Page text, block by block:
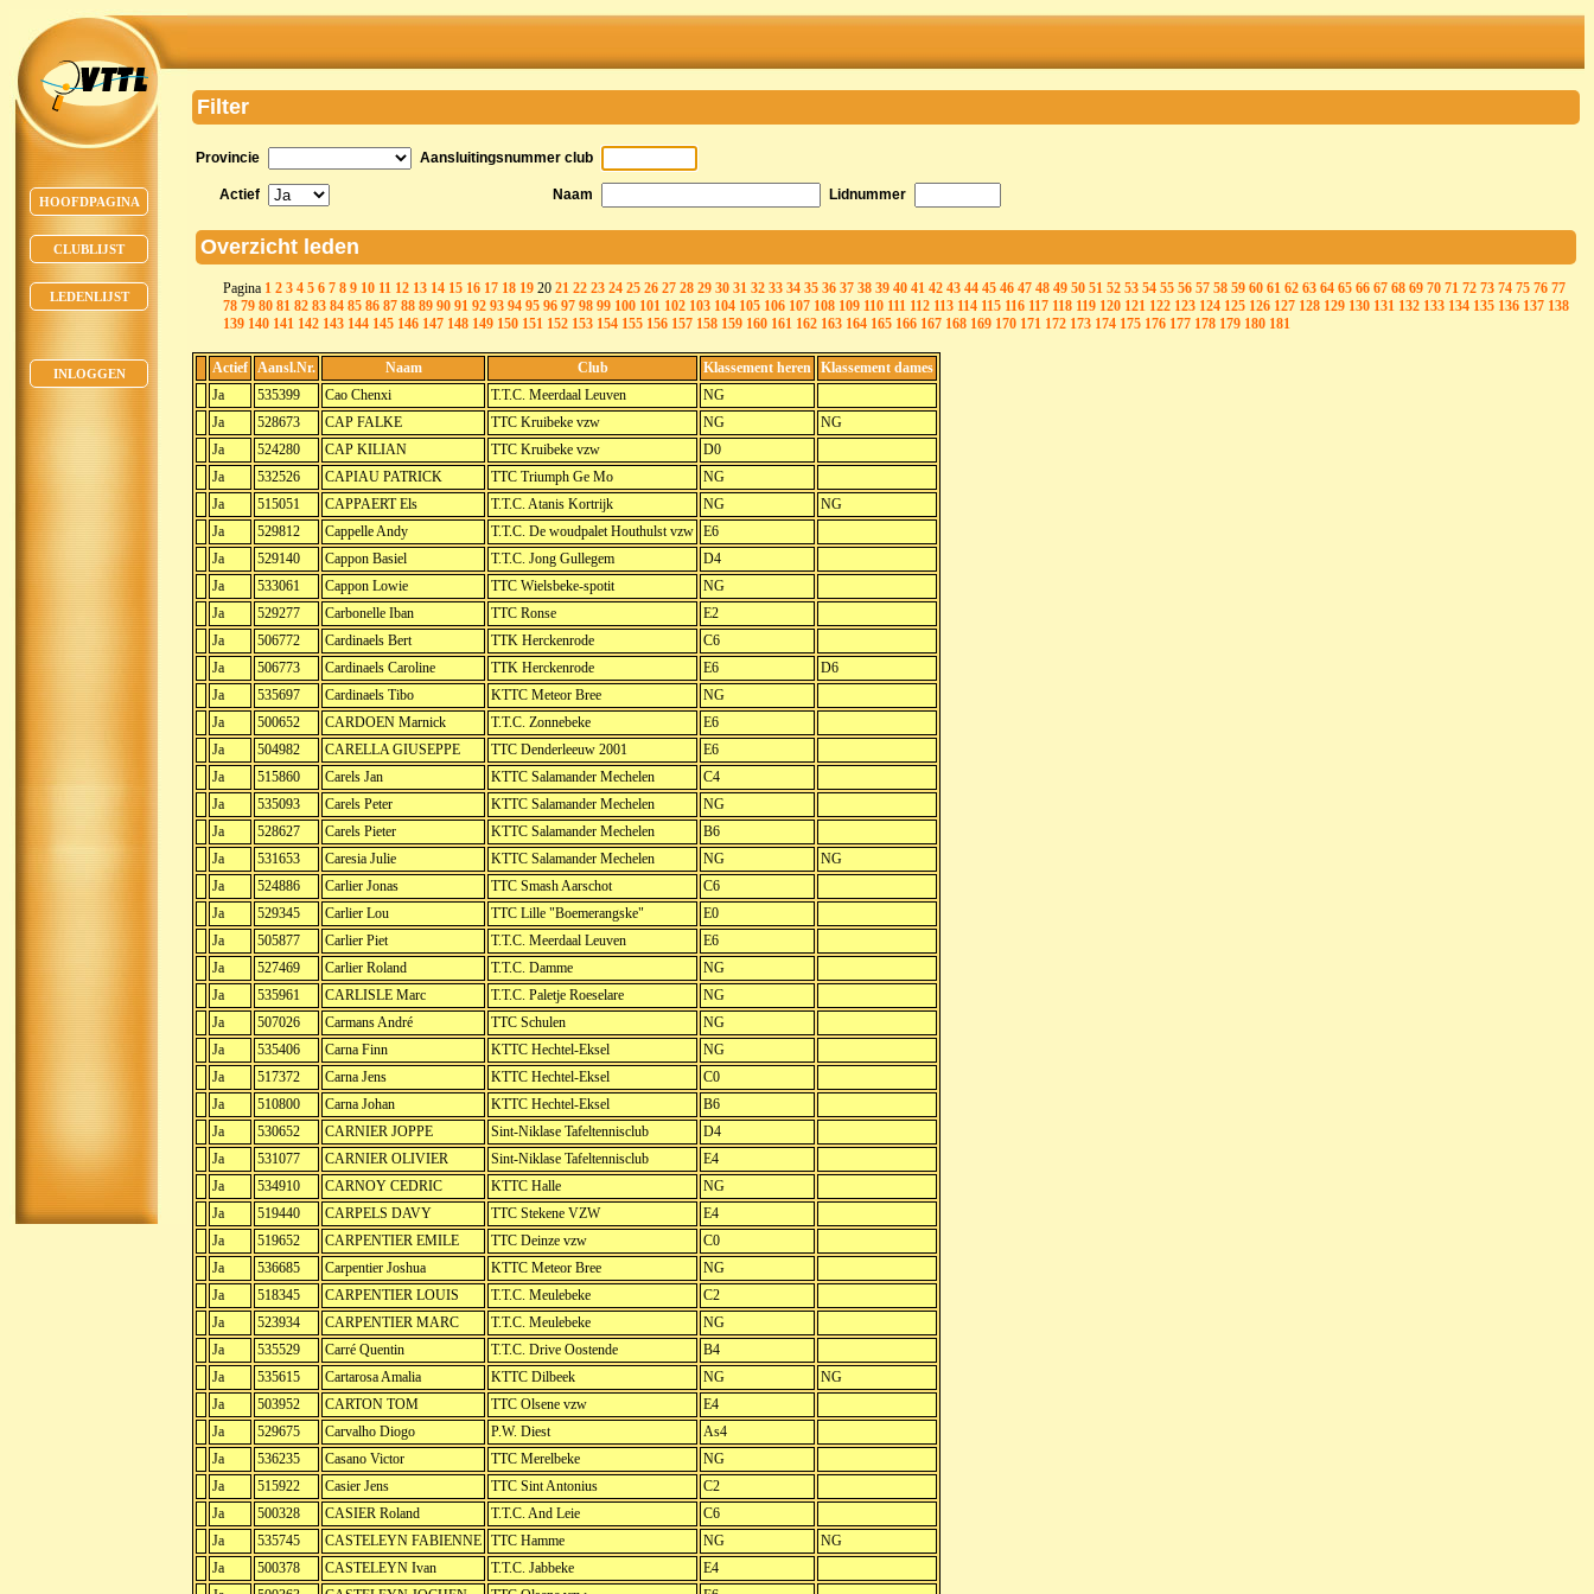
HOOFDPAGINA
CLUBLIJST
LEDENLIJST
INLOGGEN
Filter
Provincie Aansluitingsnummer club
Actief Naam Lidnummer
Overzicht leden
Pagina 1 2 3 4 5 6 7 8 9 10 11 12 13 14 15 16 17 18 19 20 21 22 23 24 25 26 27 28 29 30 31 32 33 34 35 36 37 38 39 40 41 42 43 44 45 46 47 48 49 50 51 52 53 54 55 56 57 58 59 60 61 62 63 64 65 66 67 68 69 70 71 72 73 74 75 76 77
78 79 80 81 82 83 84 85 86 87 88 89 90 91 92 93 94 95 96 97 98 99 100 101 102 103 104 105 106 107 108 109 110 111 112 113 114 115 116 117 118 119 120 121 122 123 124 125 126 127 128 129 130 131 132 133 134 135 136 137 138
139 140 141 142 143 144 145 146 147 148 149 150 151 152 153 154 155 156 157 158 159 160 161 162 163 164 165 166 167 168 169 170 171 172 173 174 175 176 177 178 179 180 181
Actief Aansl.Nr. Naam Club Klassement heren Klassement dames
Ja
535399 Cao Chenxi T.T.C. Meerdaal Leuven
NG
Ja
528673 CAP FALKE TTC Kruibeke vzw NG
NG
Ja
524280 CAP KILIAN TTC Kruibeke vzw
D0
Ja
532526 CAPIAU PATRICK TTC Triumph Ge Mo
NG
Ja
515051 CAPPAERT Els T.T.C. Atanis Kortrijk NG
NG
Ja
529812 Cappelle Andy T.T.C. De woudpalet Houthulst vzw E6
Ja
529140 Cappon Basiel T.T.C. Jong Gullegem
D4
Ja
533061 Cappon Lowie TTC Wielsbeke-spotit
NG
Ja
529277 Carbonelle Iban TTC Ronse
E2
Ja
506772 Cardinaels Bert TTK Herckenrode
C6
Ja
506773 Cardinaels Caroline TTK Herckenrode E6
D6
Ja
535697 Cardinaels Tibo KTTC Meteor Bree
NG
Ja
500652 CARDOEN Marnick T.T.C. Zonnebeke
E6
Ja
504982 CARELLA GIUSEPPE TTC Denderleeuw 2001
E6
Ja
515860 Carels Jan KTTC Salamander Mechelen
C4
Ja
535093 Carels Peter KTTC Salamander Mechelen
NG
Ja
528627 Carels Pieter KTTC Salamander Mechelen
B6
Ja
531653 Caresia Julie KTTC Salamander Mechelen NG
NG
Ja
524886 Carlier Jonas TTC Smash Aarschot
C6
Ja
529345 Carlier Lou TTC Lille "Boemerangske"
E0
Ja
505877 Carlier Piet T.T.C. Meerdaal Leuven
E6
Ja
527469 Carlier Roland T.T.C. Damme
NG
Ja
535961 CARLISLE Marc T.T.C. Paletje Roeselare
NG
Ja
507026 Carmans André TTC Schulen
NG
Ja
535406 Carna Finn KTTC Hechtel-Eksel
NG
Ja
517372 Carna Jens KTTC Hechtel-Eksel
C0
Ja
510800 Carna Johan KTTC Hechtel-Eksel
B6
Ja
530652 CARNIER JOPPE Sint-Niklase Tafeltennisclub
D4
Ja
531077 CARNIER OLIVIER Sint-Niklase Tafeltennisclub
E4
Ja
534910 CARNOY CEDRIC KTTC Halle
NG
Ja
519440 CARPELS DAVY TTC Stekene VZW
E4
Ja
519652 CARPENTIER EMILE TTC Deinze vzw
C0
Ja
536685 Carpentier Joshua KTTC Meteor Bree
NG
Ja
518345 CARPENTIER LOUIS T.T.C. Meulebeke
C2
Ja
523934 CARPENTIER MARC T.T.C. Meulebeke
NG
Ja
535529 Carré Quentin T.T.C. Drive Oostende
B4
Ja
535615 Cartarosa Amalia KTTC Dilbeek NG
NG
Ja
503952 CARTON TOM TTC Olsene vzw
E4
Ja
529675 Carvalho Diogo P.W. Diest
As4
Ja
536235 Casano Victor TTC Merelbeke
NG
Ja
515922 Casier Jens TTC Sint Antonius
C2
Ja
500328 CASIER Roland T.T.C. And Leie
C6
Ja
535745 CASTELEYN FABIENNE TTC Hamme NG
NG
Ja
500378 CASTELEYN Ivan T.T.C. Jabbeke
E4